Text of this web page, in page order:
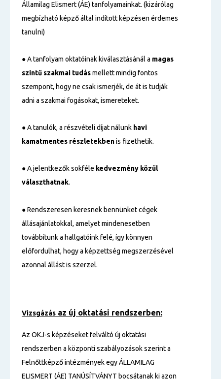
Államilag Elismert (ÁE) tanfolyamainkat. (kizárólag
megbízható képző által indított képzésen érdemes
tanulni)
● A tanfolyam oktatóinak kiválasztásánál a magas
szintű szakmai tudásmellett mindig fontos
szempont, hogy ne csak ismerjék, de át is tudják
adni a szakmai fogásokat, ismereteket.
● A tanulók, a részvételi díjat nálunk havi
kamatmentes részletekbenis fizethetik.
● A jelentkezők sokféle kedvezmény közül
választhatnak.
● Rendszeresen keresnek bennünket cégek
állásajánlatokkal, amelyet mindenesetben
továbbítunk a hallgatóink felé, így könnyen
előfordulhat, hogy a képzettség megszerzésével
azonnal állást is szerzel.
Vizsgázás az új oktatási rendszerben:
Az OKJ-s képzéseket felváltó új oktatási
rendszerben a központi szabályozások szerint a
Felnőttképző intézmények egy ÁLLAMILAG
ELISMERT (ÁE) TANÚSÍTVÁNYT bocsátanak ki azon